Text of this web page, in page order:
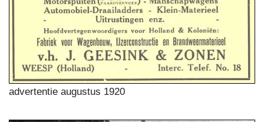
advertentie augustus 1920